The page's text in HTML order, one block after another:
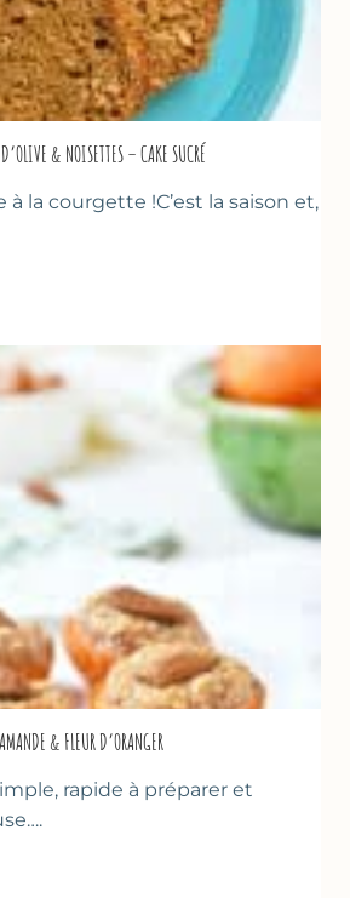
& NOISETTES – CAKE SUCRÉ
la courgette !C’est la saison et,
& FLEUR D’ORANGER
rapide à préparer et